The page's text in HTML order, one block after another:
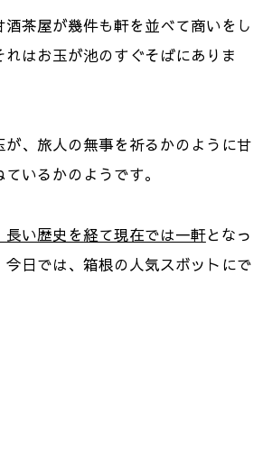
茶屋が幾件も軒を並べて商いをし
れはお玉が池のすぐそばにありま
、旅人の無事を祈るかのように甘
いるかのようです。
長い歴史を経て現在では一軒となっ
今日では、箱根の人気スボットにで